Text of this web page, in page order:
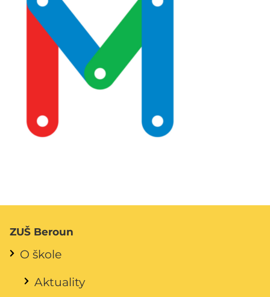
ZUŠ Beroun
O škole
Aktuality